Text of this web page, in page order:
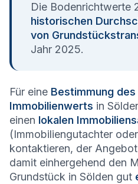
Die Bodenrichtwerte
historischen
von
Jahr 2025.
Für eine Bestimmung
Immobilienwerts in
einen lokalen
(Immobiliengutachter
kontaktieren, der
damit einhergehend den
Grundstück in Sölden gut